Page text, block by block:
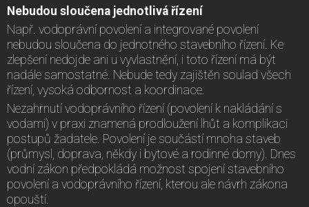
Nebudou sloučena jednotlivá řízení
Např. vodoprávní povolení a integrované povolení
nebudou sloučena do jednotného stavebního řízení. Ke
zlepšení nedojde ani u vyvlastnění, i toto řízení má být
nadále samostatné. Nebude tedy zajištěn soulad všech
řízení, vysoká odbornost a koordinace.
Nezahrnutí vodoprávního řízení (povolení k nakládání s
vodami) v praxi znamená prodloužení lhůt a komplikaci
postupů žadatele. Povolení je součástí mnoha staveb
(průmysl, doprava, někdy i bytové a rodinné domy). Dnes
vodní zákon předpokládá možnost spojení stavebního
povolení a vodoprávního řízení, kterou ale návrh zákona
opouští.